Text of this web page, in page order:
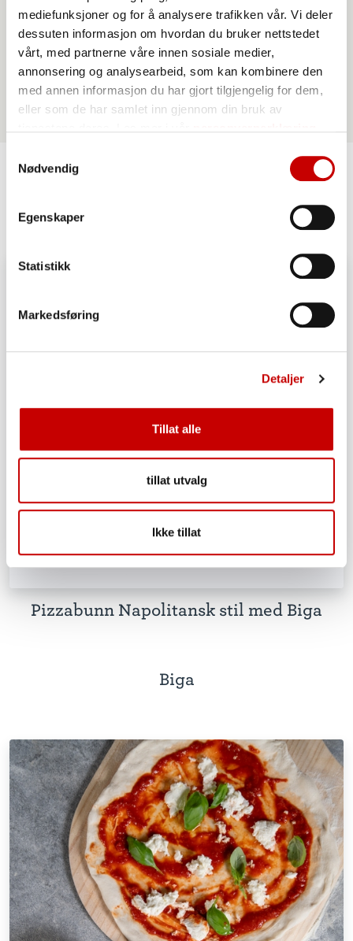
mediefunksjoner og for å analysere trafikken vår. Vi deler
dessuten informasjon om hvordan du bruker nettstedet
vårt, med partnerne våre innen sosiale medier,
annonsering og analysearbeid, som kan kombinere den
med annen informasjon du har gjort tilgjengelig for dem,
eller som de har samlet inn gjennom din bruk av
Nødvendig
Egenskaper
Statistikk
Markedsføring
Detaljer
Tillat alle
tillat utvalg
Ikke tillat
Norgesmøllene Pizzamel Tipo 00
napolitansk stil
Pizzabunn Napolitansk stil med Biga
Biga